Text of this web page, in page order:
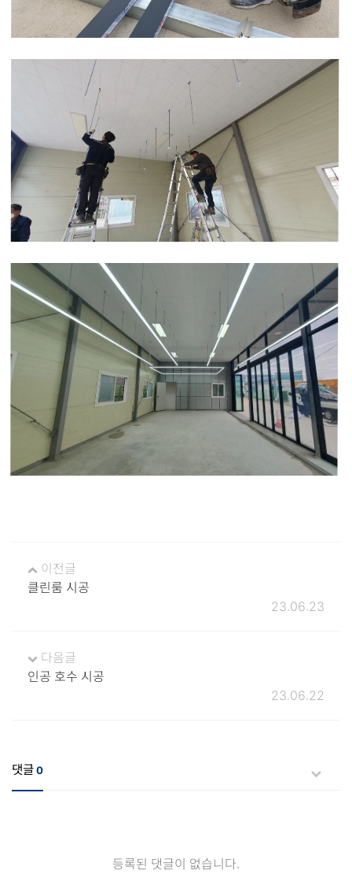
이전글
클린룸 시공
23.06.23
다음글
인공 호수 시공
23.06.22
댓글0
등록된 댓글이 없습니다.